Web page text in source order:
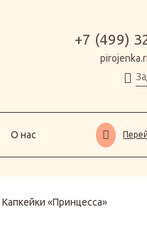
+7 (499)
О нас
Капкейки «Принцесса»